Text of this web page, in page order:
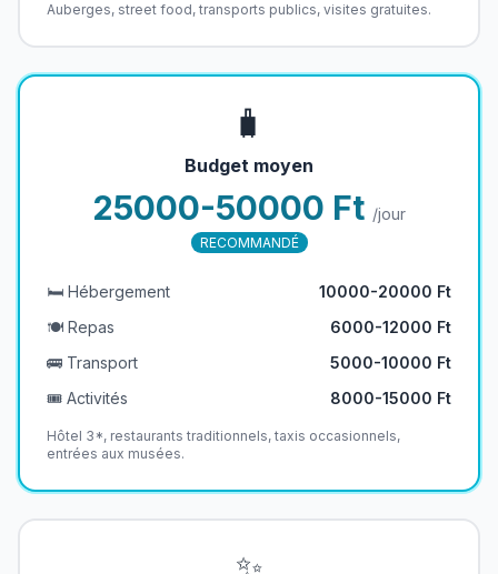
Auberges, street food, transports publics, visites gratuites.
🧳
Budget moyen
25000-50000 Ft /jour
RECOMMANDÉ
🛏️ Hébergement
10000-20000 Ft
🍽️ Repas
6000-12000 Ft
🚌 Transport
5000-10000 Ft
🎟️ Activités
8000-15000 Ft
Hôtel 3*, restaurants traditionnels, taxis occasionnels,
entrées aux musées.